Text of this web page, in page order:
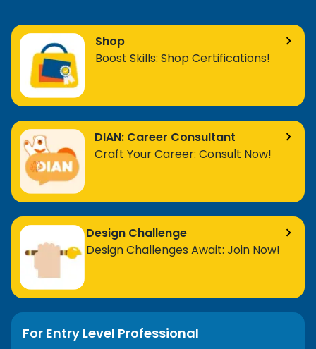
Shop
Boost Skills: Shop Certifications!
DIAN: Career Consultant
Craft Your Career: Consult Now!
Design Challenge
Design Challenges Await: Join Now!
For Entry Level Professional